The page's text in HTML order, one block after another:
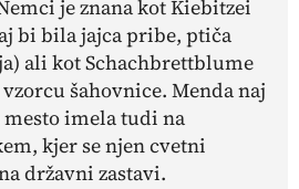
je znana kot Kiebitzei
bi bila jajca pribe, ptiča
ali kot Schachbrettblume
šahovnice. Menda naj
imela tudi na
kjer se njen cvetni
državni zastavi.